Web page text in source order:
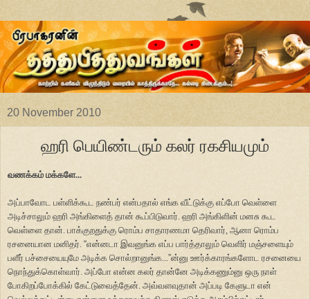
20 November 2010
ஹரி பெயிண்டரும் கலர் ரகசியமும்
வணக்கம் மக்களே...
அப்பாவோட பள்ளிக்கூட நண்பர் என்பதால் எங்க வீட்டுக்கு எப்போ வெள்ளை
அடிச்சாலும் ஹரி அங்கிளைத் தான் கூப்பிடுவார். ஹரி அங்கிளின் மனசு கூட
வெள்ளை தான். பாக்குறதுக்கு ரொம்ப சாதாரணமா தெரிவார், ஆனா ரொம்ப
ரசனையான மனிதர். “என்னடா இவனுங்க எப்ப பார்த்தாலும் வெளிர் மஞ்சளையும்
பளீர் பச்சையையுமே அடிக்க சொல்றானுங்க... ”ன்னு ஊர்க்காரங்களோட ரசனையை
நொந்துக்கொள்வார். அப்போ என்ன கலர் தான்னே அடிக்கணும்னு ஒரு நாள்
போகிறப்போக்கில் கேட்டுவைத்தேன். அவ்வளவுதான் அப்படி கேளுடா என்